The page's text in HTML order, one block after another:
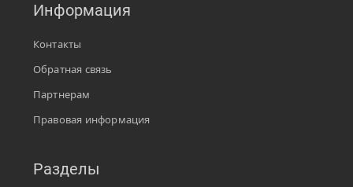
Информация
Контакты
Обратная связь
Партнерам
Правовая информация
Разделы